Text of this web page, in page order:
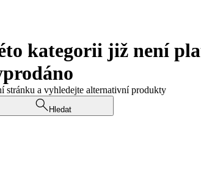
kategorii již není
stránku a vyhledejte alternativní produkty
Hledat